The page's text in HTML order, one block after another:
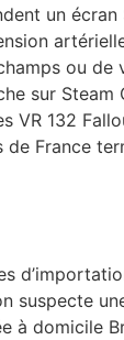
un
ou
sur
VR 132
France
suspecte
à domicile